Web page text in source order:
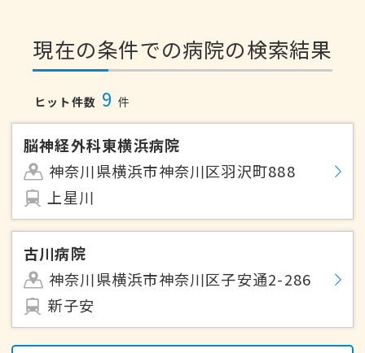
現在の条件での病院の検索結果
ヒット件数 9 件
脳神経外科東横浜病院
神奈川県横浜市神奈川区羽沢町888
上星川
古川病院
神奈川県横浜市神奈川区子安通2-286
新子安